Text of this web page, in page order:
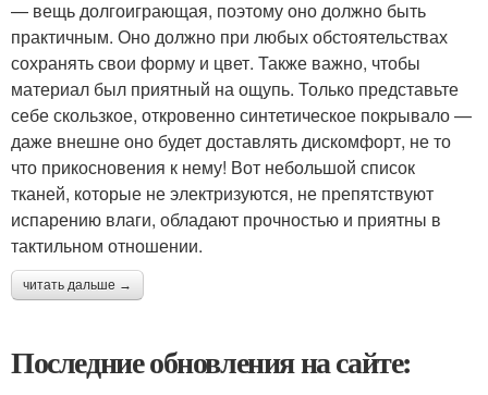
— вещь долгоиграющая, поэтому оно должно быть
практичным. Оно должно при любых обстоятельствах
сохранять свои форму и цвет. Также важно, чтобы
материал был приятный на ощупь. Только представьте
себе скользкое, откровенно синтетическое покрывало —
даже внешне оно будет доставлять дискомфорт, не то
что прикосновения к нему! Вот небольшой список
тканей, которые не электризуются, не препятствуют
испарению влаги, обладают прочностью и приятны в
тактильном отношении.
читать дальше →
Последние обновления на сайте: